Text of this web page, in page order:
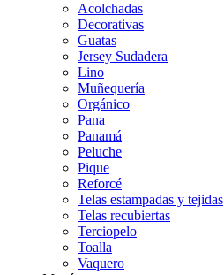
Acolchadas
Decorativas
Guatas
Jersey Sudadera
Lino
Muñequería
Orgánico
Pana
Panamá
Peluche
Pique
Reforcé
Telas estampadas y tejidas
Telas recubiertas
Terciopelo
Toalla
Vaquero